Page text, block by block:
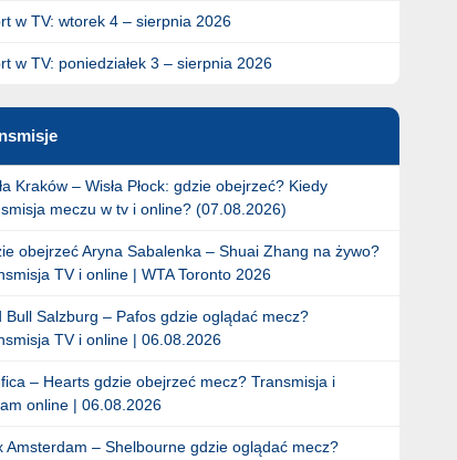
w TV: wtorek 4 – sierpnia 2026
w TV: poniedziałek 3 – sierpnia 2026
Kraków – Wisła Płock: gdzie obejrzeć? Kiedy
meczu w tv i online? (07.08.2026)
obejrzeć Aryna Sabalenka – Shuai Zhang na żywo?
TV i online | WTA Toronto 2026
Bull Salzburg – Pafos gdzie oglądać mecz?
TV i online | 06.08.2026
– Hearts gdzie obejrzeć mecz? Transmisja i
online | 06.08.2026
Amsterdam – Shelbourne gdzie oglądać mecz?